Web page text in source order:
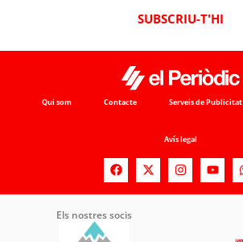
SUBSCRIU-T'HI
Qui som Contacte Serveis de Publicitat
Avís legal
Els nostres socis